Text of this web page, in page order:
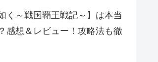
く～戦国覇王戦記～】は本当
感想＆レビュー！攻略法も徹